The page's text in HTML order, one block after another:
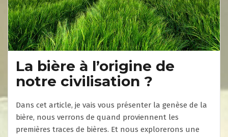
La bière à l’origine de
notre civilisation ?
Dans cet article, je vais vous présenter la genèse de la
bière, nous verrons de quand proviennent les
premières traces de bières. Et nous explorerons une